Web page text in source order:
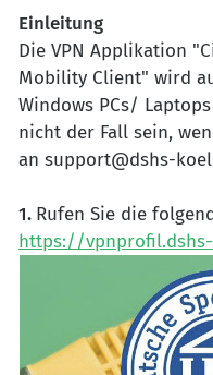
Einleitung
Die VPN Applikation
Mobility Client" wird
Windows PCs/
nicht der Fall sein,
an support@dshs-
1. Rufen Sie die
https://